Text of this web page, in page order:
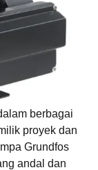
berbagai
proyek dan
Grundfos
andal dan